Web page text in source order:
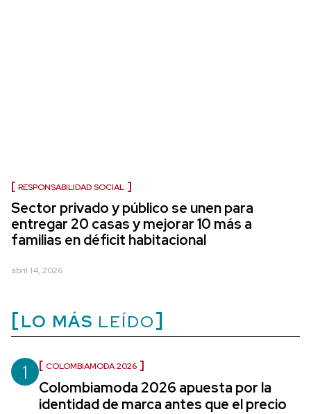
RESPONSABILIDAD SOCIAL
Sector privado y público se unen para
entregar 20 casas y mejorar 10 más a
familias en déficit habitacional
abril 14, 2026
LO MÁS LEÍDO
1 COLOMBIAMODA 2026
Colombiamoda 2026 apuesta por la
identidad de marca antes que el precio